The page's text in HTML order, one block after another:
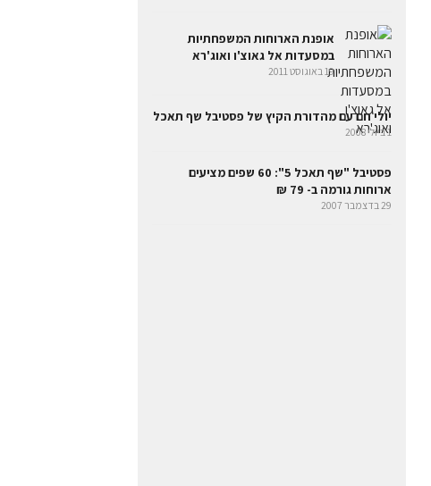
אופנת הארוחות המשפחתיות
במסעדות אל גאוצ'ו ואוג'רא
19 באוגוסט 2011
יולי חם עם מהדורת הקיץ של פסטיבל שף תאכל
1 ביולי 2008
פסטיבל "שף תאכל 5": 60 שפים מציעים
ארוחות גורמה ב- 79 ₪
29 בדצמבר 2007